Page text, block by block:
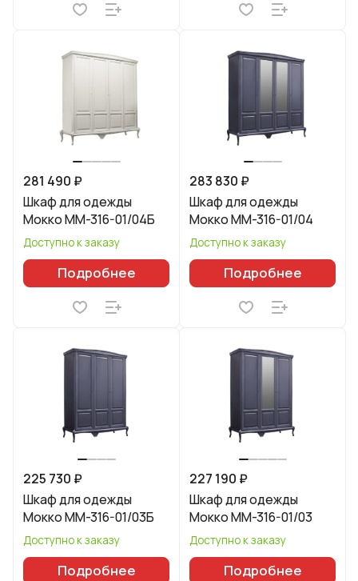
281 490 ₽
Шкаф для одежды
Мокко ММ-316-01/04Б
Доступно к заказу
Подробнее
283 830 ₽
Шкаф для одежды
Мокко ММ-316-01/04
Доступно к заказу
Подробнее
225 730 ₽
Шкаф для одежды
Мокко ММ-316-01/03Б
Доступно к заказу
Подробнее
227 190 ₽
Шкаф для одежды
Мокко ММ-316-01/03
Доступно к заказу
Подробнее